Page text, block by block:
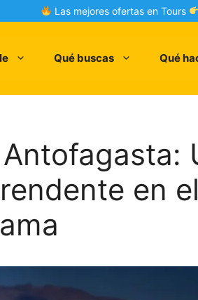
Las mejores ofertas en Tours
Qué buscas Qué
en el